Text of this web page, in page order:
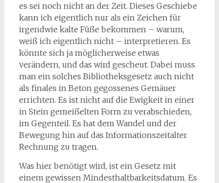
es sei noch nicht an der Zeit. Dieses Geschiebe
kann ich eigentlich nur als ein Zeichen für
irgendwie kalte Füße bekommen – warum,
weiß ich eigentlich nicht – interpretieren. Es
könnte sich ja möglicherweise etwas
verändern, und das wird gescheut. Dabei muss
man ein solches Bibliotheksgesetz auch nicht
als finales in Beton gegossenes Gemäuer
errichten. Es ist nicht auf die Ewigkeit in einer
in Stein gemeißelten Form zu verabschieden,
im Gegenteil. Es hat dem Wandel und der
Bewegung hin auf das Informationszeitalter
Rechnung zu tragen.
Was hier benötigt wird, ist ein Gesetz mit
einem gewissen Mindesthaltbarkeitsdatum. Es